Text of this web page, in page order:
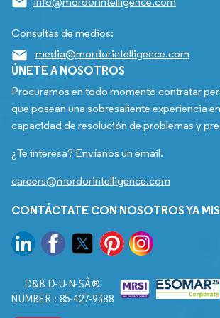
Consultas de medios:
media@mordorintelligence.com
ÚNETE A NOSOTROS
Procuramos en todo momento contratar
que posean una sobresaliente experiencia
capacidad de resolución de problemas y
¿Te interesa? Envíanos un email.
careers@mordorintelligence.com
CONTÁCTATE CON NOSOTROS YA
D&B D-U-N-SÂ®
NUMBER : 85-427-9388